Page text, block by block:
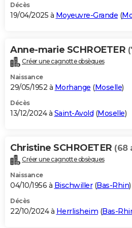
Décès
19/04/2025 à Moyeuvre-Grande (
Anne-marie SCHROETER
Créer une cagnotte obsèques
Naissance
29/05/1952 à Morhange (Moselle)
Décès
13/12/2024 à Saint-Avold (Moselle)
Christine SCHROETER (68
Créer une cagnotte obsèques
Naissance
04/10/1956 à Bischwiller(Bas-Rhin)
Décès
22/10/2024 à Herrlisheim (Bas-